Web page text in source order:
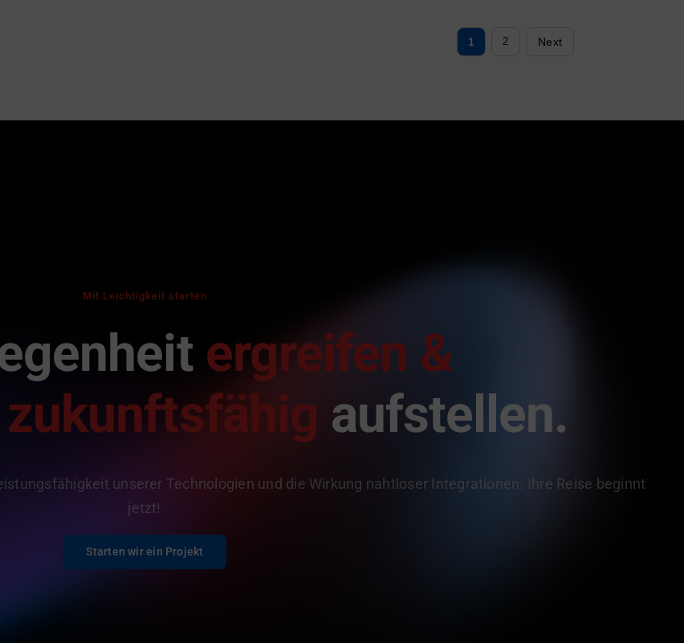
1 2 Next
Mit Leichtigkeit starten
ergreifen &
zukunftsfähig aufstellen.
unserer Technologien und die Wirkung nahtloser Integrationen. Ihre Reise beginnt
jetzt!
Starten wir ein Projekt